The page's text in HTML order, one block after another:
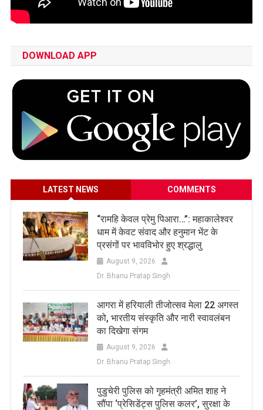
DOWNLOAD APP
LATEST NEWS COMMENTS
​“रामहि केवल प्रेमु पिआरा…”: महाकालेश्वर
धाम में केवट संवाद और हनुमान भेंट के
प्रसंगों पर भावविभोर हुए श्रद्धालु
August 9, 2026
Dr. Bhanu Pratap Singh
आगरा में हरियाली तीजोत्सव मेला 22 अगस्त
को, भारतीय संस्कृति और नारी स्वावलंबन
का दिखेगा संगम
August 9, 2026
Dr. Bhanu Pratap Singh
पुडुचेरी पुलिस को गृहमंत्री अमित शाह ने
सौंपा ‘प्रेसिडेंट्स पुलिस कलर’, सुरक्षा के